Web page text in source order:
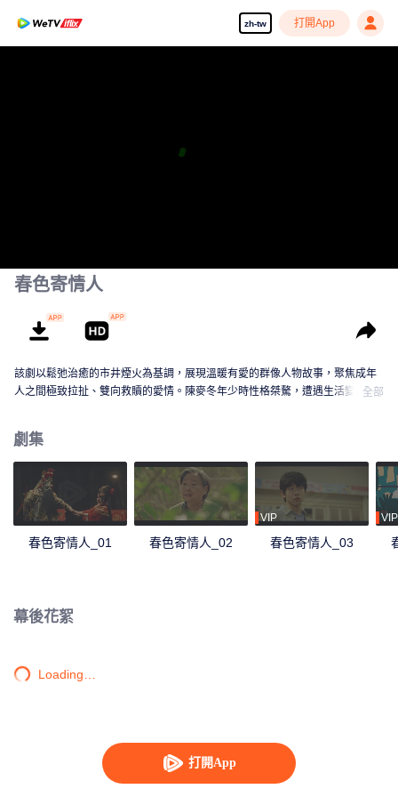
zh-tw 打開App
打開App
春色寄情人
該劇以鬆弛治癒的市井煙火為基調，展現溫暖有愛的群像人物故事，聚焦成年
人之間極致拉扯、雙向救贖的愛情。陳麥冬年少時性格桀驁，遭遇生活變故後
一個是身體缺陷但勇敢耀眼的醫療銷售，在不斷拉扯中逐漸互相理解與尊重，
以愛治癒彼此的“不完美”。
全部
劇集
春色寄情人_01 春色寄情人_02
VIP
春色寄情人_03
VIP
幕後花絮
Loading…